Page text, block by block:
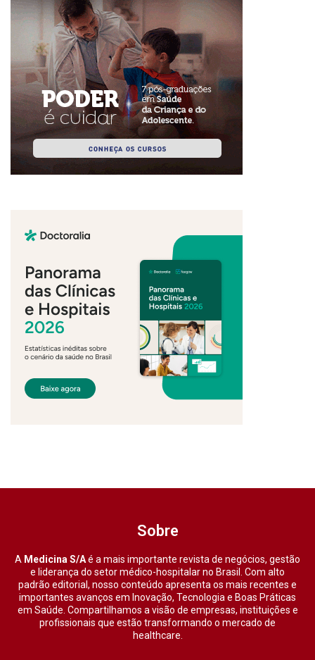
Sobre
A Medicina S/Aé a mais importante revista de negócios, gestão
e liderança do setor médico-hospitalar no Brasil. Com alto
padrão editorial, nosso conteúdo apresenta os mais recentes e
importantes avanços em Inovação, Tecnologia e Boas Práticas
em Saúde. Compartilhamos a visão de empresas, instituições e
profissionais que estão transformando o mercado de
healthcare.